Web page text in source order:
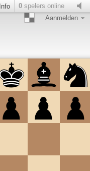
Info 0 spelers online
Aanmelden